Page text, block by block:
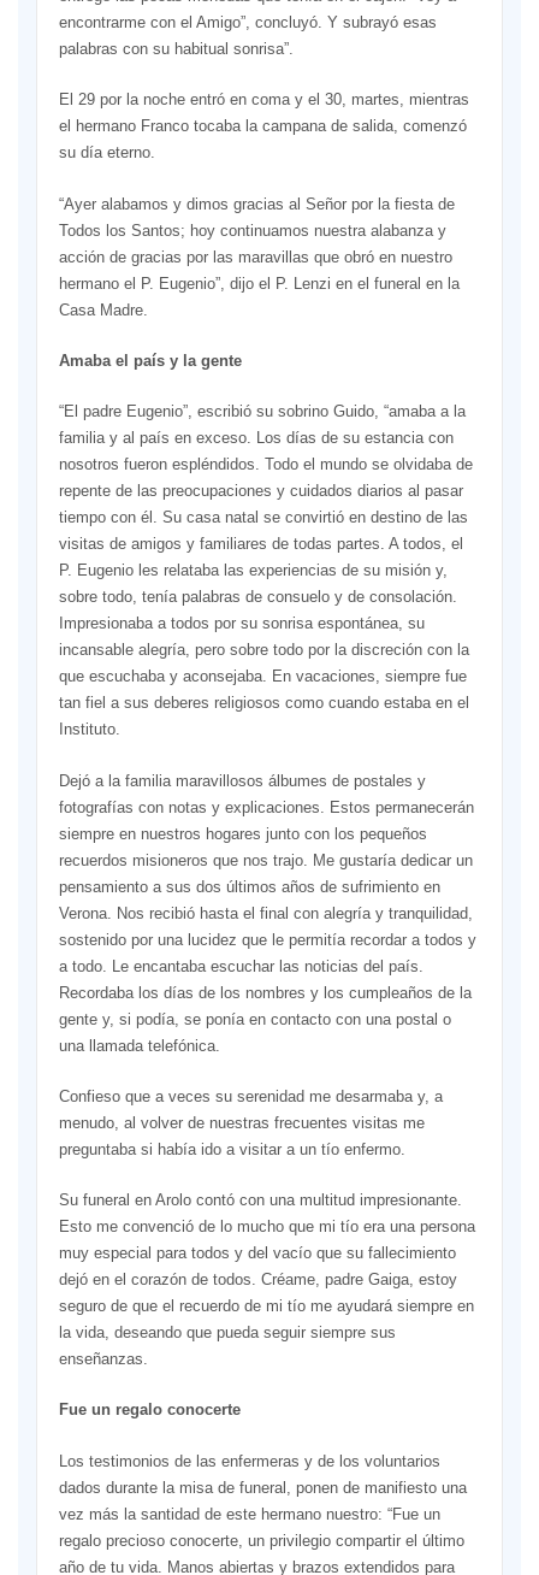
encontrarme con el Amigo”, concluyó. Y subrayó esas
palabras con su habitual sonrisa”.
El 29 por la noche entró en coma y el 30, martes, mientras
el hermano Franco tocaba la campana de salida, comenzó
su día eterno.
“Ayer alabamos y dimos gracias al Señor por la fiesta de
Todos los Santos; hoy continuamos nuestra alabanza y
acción de gracias por las maravillas que obró en nuestro
hermano el P. Eugenio”, dijo el P. Lenzi en el funeral en la
Casa Madre.
Amaba el país y la gente
“El padre Eugenio”, escribió su sobrino Guido, “amaba a la
familia y al país en exceso. Los días de su estancia con
nosotros fueron espléndidos. Todo el mundo se olvidaba de
repente de las preocupaciones y cuidados diarios al pasar
tiempo con él. Su casa natal se convirtió en destino de las
visitas de amigos y familiares de todas partes. A todos, el
P. Eugenio les relataba las experiencias de su misión y,
sobre todo, tenía palabras de consuelo y de consolación.
Impresionaba a todos por su sonrisa espontánea, su
incansable alegría, pero sobre todo por la discreción con la
que escuchaba y aconsejaba. En vacaciones, siempre fue
tan fiel a sus deberes religiosos como cuando estaba en el
Instituto.
Dejó a la familia maravillosos álbumes de postales y
fotografías con notas y explicaciones. Estos permanecerán
siempre en nuestros hogares junto con los pequeños
recuerdos misioneros que nos trajo. Me gustaría dedicar un
pensamiento a sus dos últimos años de sufrimiento en
Verona. Nos recibió hasta el final con alegría y tranquilidad,
sostenido por una lucidez que le permitía recordar a todos y
a todo. Le encantaba escuchar las noticias del país.
Recordaba los días de los nombres y los cumpleaños de la
gente y, si podía, se ponía en contacto con una postal o
una llamada telefónica.
Confieso que a veces su serenidad me desarmaba y, a
menudo, al volver de nuestras frecuentes visitas me
preguntaba si había ido a visitar a un tío enfermo.
Su funeral en Arolo contó con una multitud impresionante.
Esto me convenció de lo mucho que mi tío era una persona
muy especial para todos y del vacío que su fallecimiento
dejó en el corazón de todos. Créame, padre Gaiga, estoy
seguro de que el recuerdo de mi tío me ayudará siempre en
la vida, deseando que pueda seguir siempre sus
enseñanzas.
Fue un regalo conocerte
Los testimonios de las enfermeras y de los voluntarios
dados durante la misa de funeral, ponen de manifiesto una
vez más la santidad de este hermano nuestro: “Fue un
regalo precioso conocerte, un privilegio compartir el último
año de tu vida. Manos abiertas y brazos extendidos para